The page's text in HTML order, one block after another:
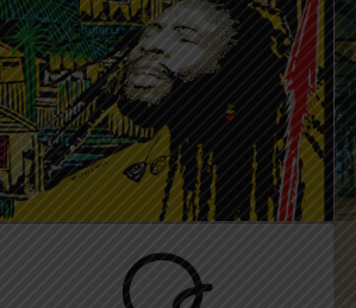
15 Déc 2021 00:00
20 Mar
2022 23:59
exposition ‘Dreader than
dread’ de Frédéric Voisin